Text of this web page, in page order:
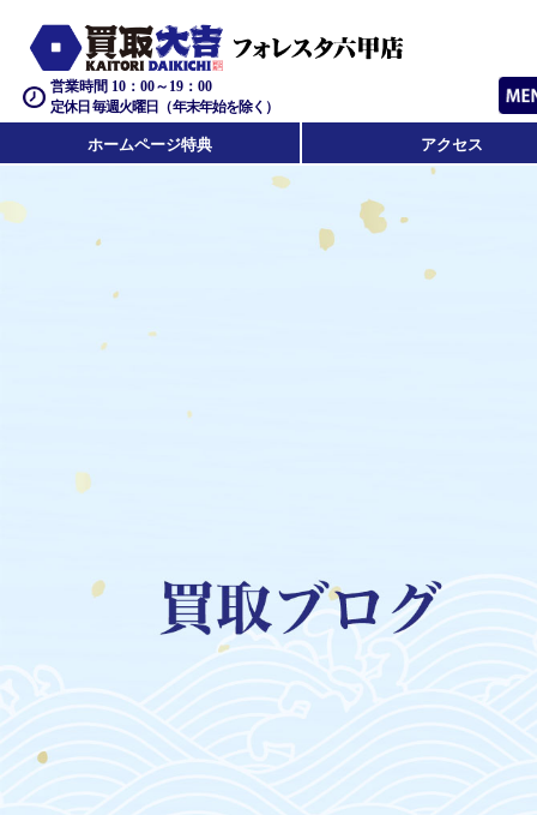
営業時間 10：00～19：00
定休日 毎週火曜日（年末年始を除く）
ホームページ特典 アクセス